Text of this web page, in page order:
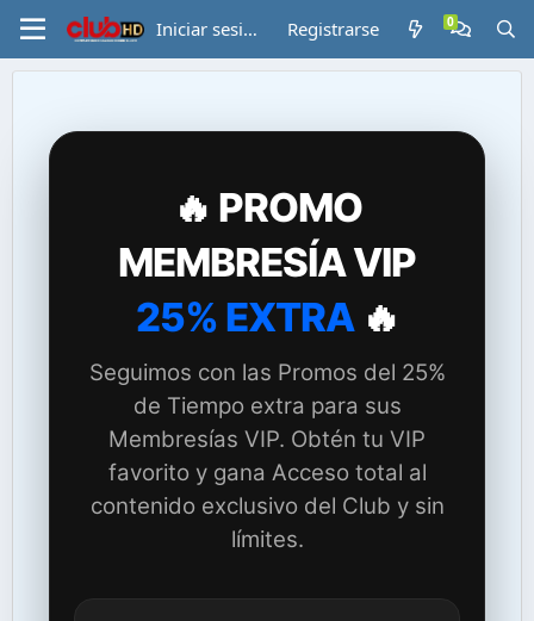
Iniciar sesión Registrarse
🔥 PROMO
MEMBRESÍA VIP
25% EXTRA🔥
Seguimos con las Promos del 25%
de Tiempo extra para sus
Membresías VIP. Obtén tu VIP
favorito y gana Acceso total al
contenido exclusivo del Club y sin
límites.